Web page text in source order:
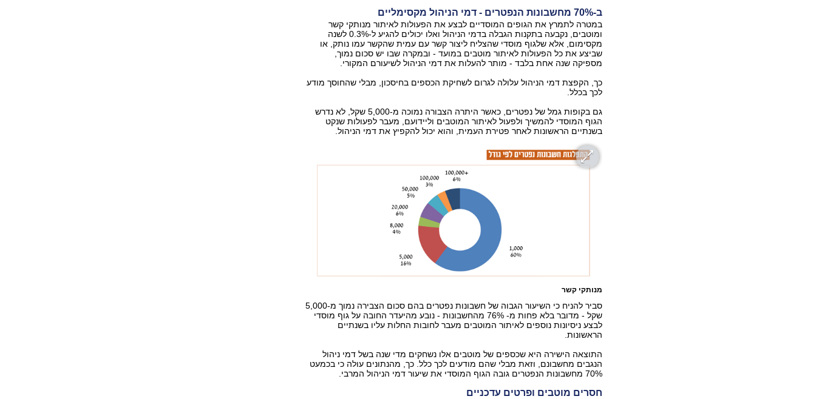
ב-70% מחשבונות הנפטרים - דמי הניהול מקסימליים
במטרה לתמרץ את הגופים המוסדיים לבצע את הפעולות לאיתור מנותקי קשר
ומוטבים, נקבעה בתקנות הגבלה בדמי הניהול ואלו יכולים להגיע ל-0.3% לשנה
מקסימום, אלא שלגוף מוסדי שהצליח ליצור קשר עם עמית שהקשר עמו נותק, או
שביצע את כל הפעולות לאיתור מוטבים במועד - ובמקרה שבו יש סכום נמוך,
מספיקה שנה אחת בלבד - מותר להעלות את דמי הניהול לשיעורם המקורי.
כך, הקפצת דמי הניהול עלולה לגרום לשחיקת הכספים בחיסכון, מבלי שהחוסך מודע
לכך בכלל.
גם בקופות גמל של נפטרים, כאשר היתרה הצבורה נמוכה מ-5,000 שקל, לא נדרש
הגוף המוסדי להמשיך ולפעול לאיתור המוטבים וליידועם, מעבר לפעולות שנקט
בשנתיים הראשונות לאחר פטירת העמית, והוא יכול להקפיץ את דמי הניהול.
מנותקי קשר
סביר להניח כי השיעור הגבוה של חשבונות נפטרים בהם סכום הצבירה נמוך מ-5,000
שקל - מדובר בלא פחות מ- 76% מהחשבונות - נובע מהיעדר החובה על גוף מוסדי
לבצע ניסיונות נוספים לאיתור המוטבים מעבר לחובות החלות עליו בשנתיים
הראשונות.
התוצאה הישירה היא שכספים של מוטבים אלו נשחקים מדי שנה בשל דמי ניהול
הנגבים מחשבונם, וזאת מבלי שהם מודעים לכך כלל. כך, מהנתונים עולה כי בכמעט
70% מחשבונות הנפטרים גובה הגוף המוסדי את שיעור דמי הניהול המרבי.
חסרים מוטבים ופרטים עדכניים